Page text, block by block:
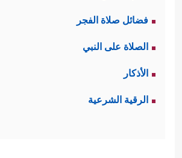
فضائل صلاة الفجر
الصلاة على النبي
الأذكار
الرقية الشرعية